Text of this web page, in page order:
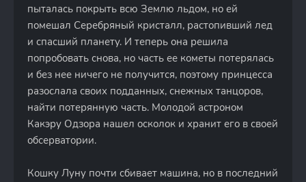
пыталась покрыть всю Землю льдом, но ей
помешал Серебряный кристалл, растопивший лед
и спасший планету. И теперь она решила
попробовать снова, но часть ее кометы потерялась
и без нее ничего не получится, поэтому принцесса
разослала своих подданных, снежных танцоров,
найти потерянную часть. Молодой астроном
Какэру Одзора нашел осколок и хранит его в своей
обсерватории.
Кошку Луну почти сбивает машина, но в последний